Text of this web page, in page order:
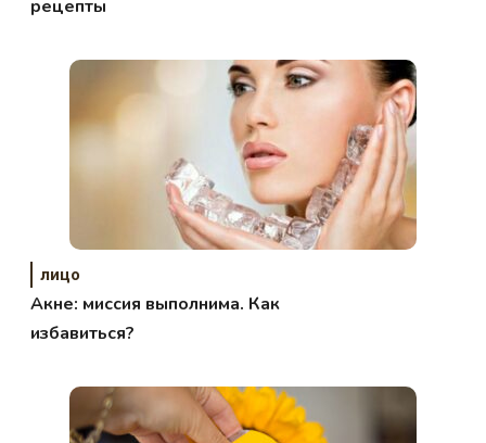
рецепты
лицо
Акне: миссия выполнима. Как
избавиться?